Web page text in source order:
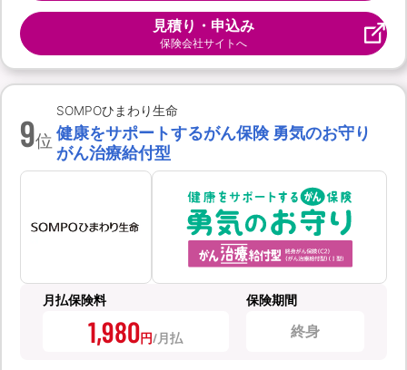
見積り・申込み
保険会社サイトへ
9位
SOMPOひまわり生命
健康をサポートするがん保険 勇気のお守り
がん治療給付型
月払保険料
1,980円
保険期間
終身